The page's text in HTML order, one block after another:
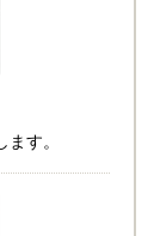
す。